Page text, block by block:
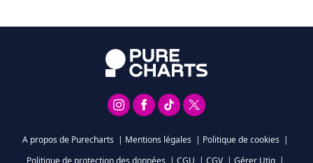
A propos de Purecharts | Mentions légales | Politique de cookies |
Politique de protection des données | CGU | CGV | Gérer Utiq |